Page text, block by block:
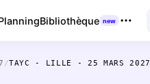
Bibliothèque new
/TAYC - LILLE - 25 MARS 2027